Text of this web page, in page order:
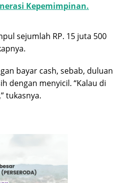
Kepemimpinan.
sejumlah RP. 15 juta 500
bayar cash, sebab, duluan
dengan menyicil. “Kalau di
tukasnya.